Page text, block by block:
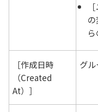
作成日時
（Created
At）
グル